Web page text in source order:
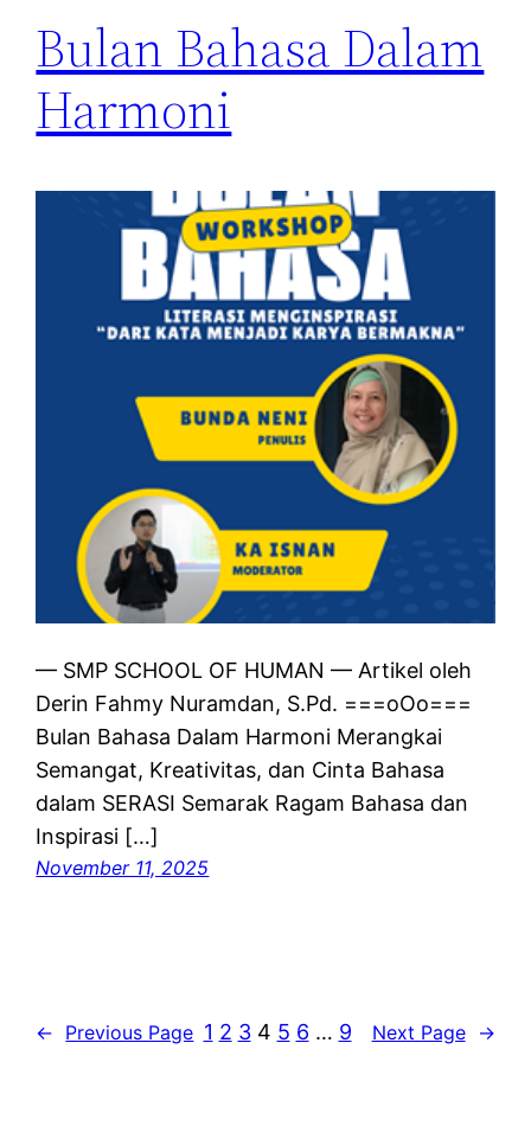
Bulan Bahasa Dalam
Harmoni
— SMP SCHOOL OF HUMAN — Artikel oleh
Derin Fahmy Nuramdan, S.Pd. ===oOo===
Bulan Bahasa Dalam Harmoni Merangkai
Semangat, Kreativitas, dan Cinta Bahasa
dalam SERASI Semarak Ragam Bahasa dan
Inspirasi […]
November 11, 2025
← Previous Page 1 2 3 4 5 6 … 9 Next Page →